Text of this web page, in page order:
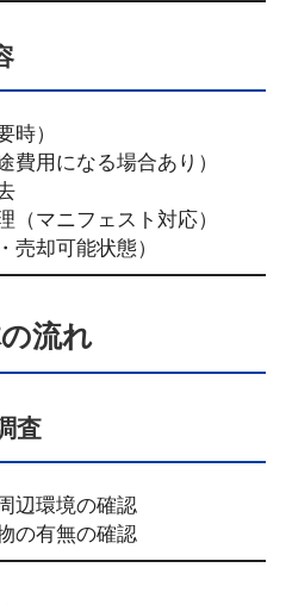
時）
費用になる場合あり）
（マニフェスト対応）
売却可能状態）
流れ
査
辺環境の確認
の有無の確認